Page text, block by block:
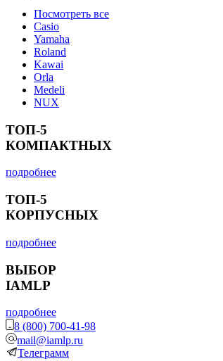
Посмотреть все
Casio
Yamaha
Roland
Kawai
Orla
Medeli
NUX
ТОП-5
КОМПАКТНЫХ
подробнее
ТОП-5
КОРПУСНЫХ
подробнее
ВЫБОР
IAMLP
подробнее
8 (800) 700-41-98
mail@iamlp.ru
Телеграмм